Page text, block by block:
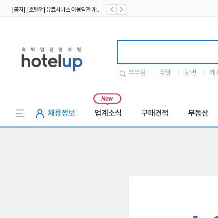
부부팀 주말 당번 캐
채용정보 업계소식 구매견적 부동산